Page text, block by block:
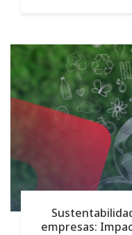
empresas: